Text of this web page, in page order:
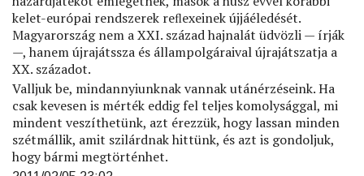
kelet-európai rendszerek reﬂexeinek újjáéledését.
Magyarország nem a XXI. század hajnalát üdvözli — írják
—, hanem újrajátssza és állampolgáraival újrajátszatja a
XX. századot.
Valljuk be, mindannyiunknak vannak utánérzéseink. Ha
csak kevesen is mérték eddig fel teljes komolysággal, mi
mindent veszíthetünk, azt érezzük, hogy lassan minden
szétmállik, amit szilárdnak hittünk, és azt is gondoljuk,
hogy bármi megtörténhet.